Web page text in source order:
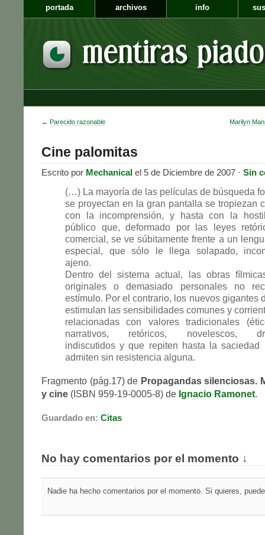
portada archivos info
← Parecido razonable Marilyn
Cine palomitas
Escrito por Mechanical el 5 de Diciembre de 2007 · Sin
(…) La mayoría de las películas de búsqueda
se proyectan en la gran pantalla se tropiezan
con la incomprensión, y hasta con la
público que, deformado por las leyes
comercial, se ve súbitamente frente a un
especial, que sólo le llega solapado,
ajeno.
Dentro del sistema actual, las obras
originales o demasiado personales no
estímulo. Por el contrario, los nuevos gigantes
estimulan las sensibilidades comunes y
relacionadas con valores tradicionales
narrativos, retóricos, novelescos,
indiscutidos y que repiten hasta la saciedad
admiten sin resistencia alguna.
Fragmento (pág.17) de Propagandas silenciosas.
y cine (ISBN 959-19-0005-8) de Ignacio Ramonet.
Guardado en: Citas
No hay comentarios por el momento ↓
Nadie ha hecho comentarios por el momento. Si quieres,